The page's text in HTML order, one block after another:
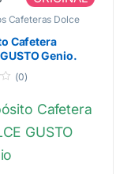
Cafeteras Dolce
Cafetera
Genio.
(0)
Cafetera
GUSTO
servicio y muy